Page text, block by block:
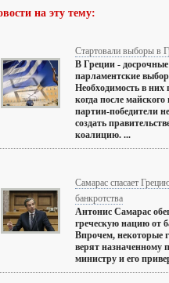
на эту тему:
Стартовали выборы в
В Греции - досрочные
парламентские
Необходимость в них
когда после майского
партии-победители
создать
коалицию. ...
Самарас спасает
банкротства
Антонис Самарас
греческую нацию от
Впрочем, некоторые
верят назначенному
министру и его